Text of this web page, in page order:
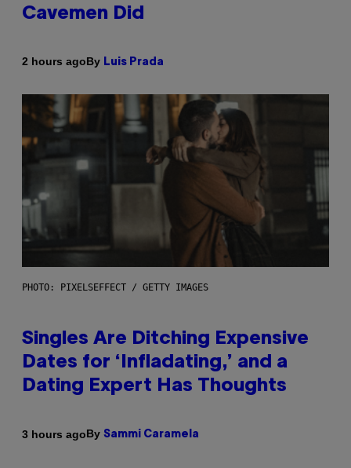
Cavemen Did
2 hours agoBy Luis Prada
PHOTO: PIXELSEFFECT / GETTY IMAGES
Singles Are Ditching Expensive
Dates for ‘Infladating,’ and a
Dating Expert Has Thoughts
3 hours agoBy Sammi Caramela